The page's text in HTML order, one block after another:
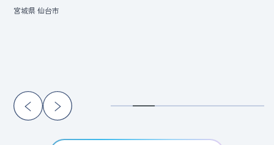
宮城県 仙台市